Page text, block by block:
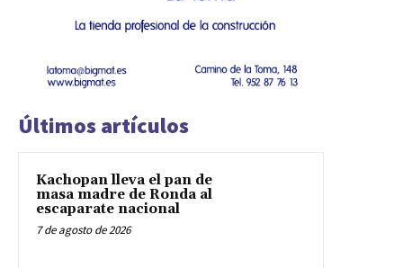
Últimos artículos
Kachopan lleva el pan de
masa madre de Ronda al
escaparate nacional
7 de agosto de 2026